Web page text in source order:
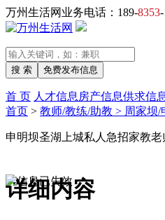
万州生活网业务电话：189-8353-
首 页 人才信息 房产信息供求信
首页 > 教师/教练/助教 > 周家坝
申明坝圣湖上城私人急招家教老
详细内容